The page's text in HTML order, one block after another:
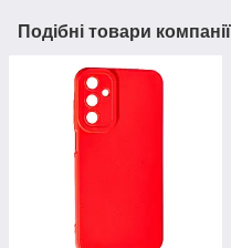
Подібні товари компанії